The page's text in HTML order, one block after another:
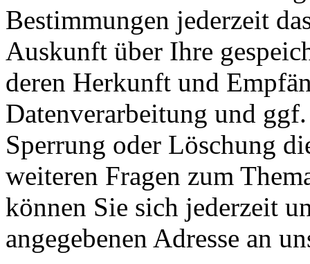
Bestimmungen jederzeit
Auskunft über Ihre
deren Herkunft und
Datenverarbeitung und
Sperrung oder Löschung
weiteren Fragen zum
können Sie sich jederzeit
angegebenen Adresse an